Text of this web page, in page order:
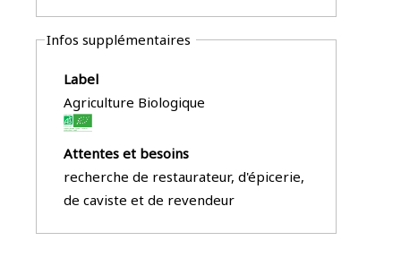
Infos supplémentaires
Label
Agriculture Biologique
Attentes et besoins
recherche de restaurateur, d'épicerie,
de caviste et de revendeur